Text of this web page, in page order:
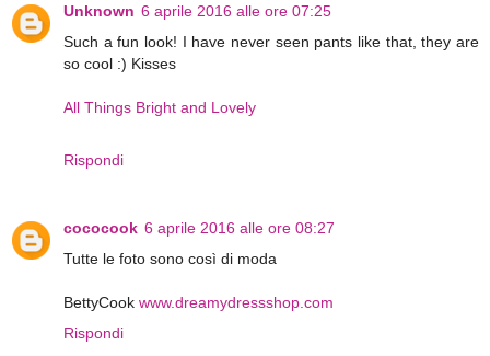
Unknown 6 aprile 2016 alle ore 07:25
Such a fun look! I have never seen pants like that, they are
so cool :) Kisses
All Things Bright and Lovely
Rispondi
cococook 6 aprile 2016 alle ore 08:27
Tutte le foto sono così di moda
BettyCook www.dreamydressshop.com
Rispondi